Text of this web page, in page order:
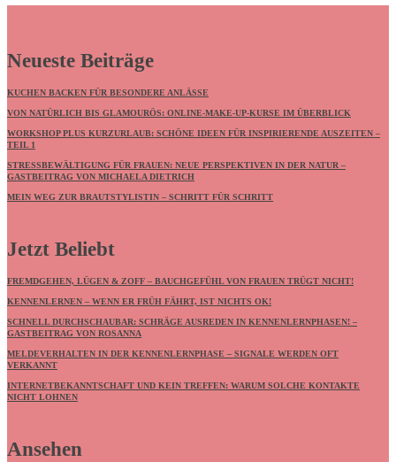
Neueste Beiträge
KUCHEN BACKEN FÜR BESONDERE ANLÄSSE
VON NATÜRLICH BIS GLAMOURÖS: ONLINE-MAKE-UP-KURSE IM ÜBERBLICK
WORKSHOP PLUS KURZURLAUB: SCHÖNE IDEEN FÜR INSPIRIERENDE AUSZEITEN –
TEIL 1
STRESSBEWÄLTIGUNG FÜR FRAUEN: NEUE PERSPEKTIVEN IN DER NATUR –
GASTBEITRAG VON MICHAELA DIETRICH
MEIN WEG ZUR BRAUTSTYLISTIN – SCHRITT FÜR SCHRITT
Jetzt Beliebt
FREMDGEHEN, LÜGEN & ZOFF – BAUCHGEFÜHL VON FRAUEN TRÜGT NICHT!
KENNENLERNEN – WENN ER FRÜH FÄHRT, IST NICHTS OK!
SCHNELL DURCHSCHAUBAR: SCHRÄGE AUSREDEN IN KENNENLERNPHASEN! –
GASTBEITRAG VON ROSANNA
MELDEVERHALTEN IN DER KENNENLERNPHASE – SIGNALE WERDEN OFT
VERKANNT
INTERNETBEKANNTSCHAFT UND KEIN TREFFEN: WARUM SOLCHE KONTAKTE
NICHT LOHNEN
Ansehen